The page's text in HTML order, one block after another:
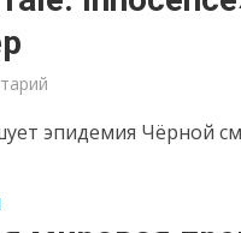
эпидемия Чёрной